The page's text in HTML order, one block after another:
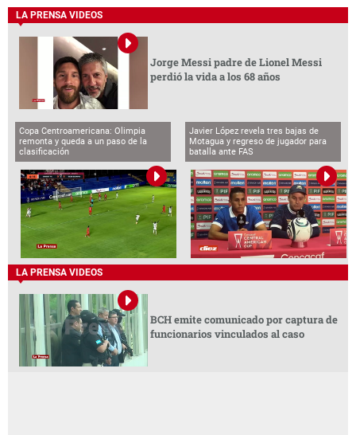
LA PRENSA VIDEOS
Jorge Messi padre de Lionel Messi
perdió la vida a los 68 años
Copa Centroamericana: Olimpia
remonta y queda a un paso de la
clasificación
Javier López revela tres bajas de
Motagua y regreso de jugador para
batalla ante FAS
LA PRENSA VIDEOS
BCH emite comunicado por captura de
funcionarios vinculados al caso